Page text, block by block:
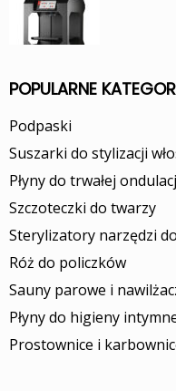
POPULARNE
Podpaski
Suszarki do stylizacji
Płyny do trwałej
Szczoteczki do twarzy
Sterylizatory narzędzi
Róż do policzków
Sauny parowe i
Płyny do higieny
Prostownice i